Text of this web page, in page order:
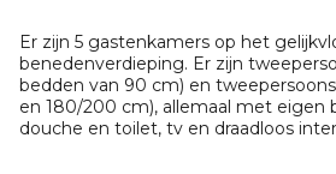
Er zijn 5 gastenkamers op het
benedenverdieping. Er zijn
bedden van 90 cm) en
en 180/200 cm), allemaal met eigen
douche en toilet, tv en draadloos